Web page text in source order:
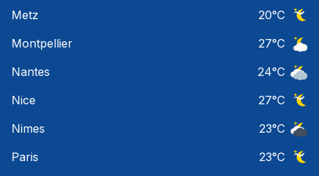
Metz
20°C
Montpellier
27°C
Nantes
24°C
Nice
27°C
Nimes
23°C
Paris
23°C